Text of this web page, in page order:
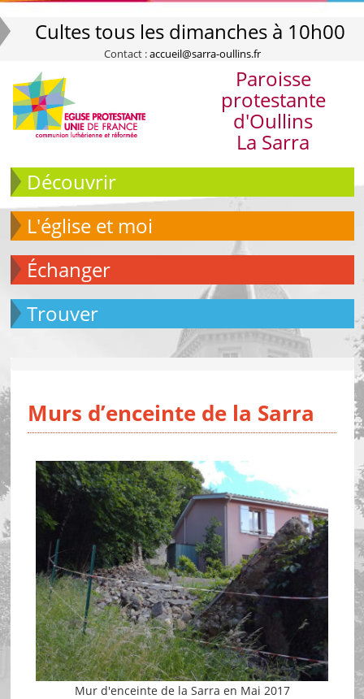
Cultes tous les dimanches à 10h00
Contact :accueil@sarra-oullins.fr
Paroisse
protestante
d'Oullins
La Sarra
Découvrir
L'église et moi
échanger
Trouver
Murs d’enceinte de la Sarra
Mur d'enceinte de la Sarra en Mai 2017